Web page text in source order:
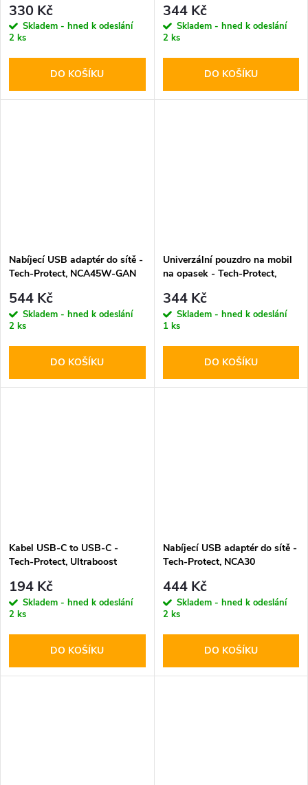
330 Kč
Skladem - hned k odeslání
2 ks
DO KOŠÍKU
344 Kč
Skladem - hned k odeslání
2 ks
DO KOŠÍKU
Nabíjecí USB adaptér do sítě -
Tech-Protect, NCA45W-GAN
C kabel
544 Kč
Skladem - hned k odeslání
2 ks
DO KOŠÍKU
Univerzální pouzdro na mobil
na opasek - Tech-Protect,
344 Kč
Skladem - hned k odeslání
1 ks
DO KOŠÍKU
Kabel USB-C to USB-C -
Tech-Protect, Ultraboost
194 Kč
Skladem - hned k odeslání
2 ks
DO KOŠÍKU
Nabíjecí USB adaptér do sítě -
Tech-Protect, NCA30
444 Kč
Skladem - hned k odeslání
2 ks
DO KOŠÍKU